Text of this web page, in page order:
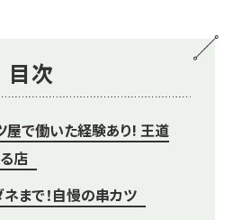
目次
屋で働いた経験あり! 王道
店
まで！自慢の串カツ